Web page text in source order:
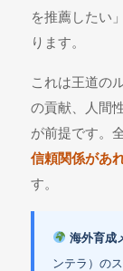
を推薦したい
ります。
これは王道の
の貢献、人間
が前提です。
信頼関係があ
す。
海外育成
ンテラ）の